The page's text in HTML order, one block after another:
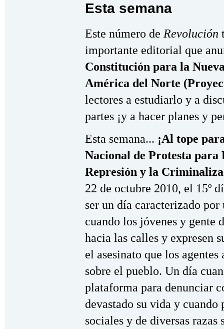
Esta semana
Este número de Revolución
importante editorial que
Constitución para la
América del Norte
lectores a estudiarlo y a
partes ¡y a hacer planes y
Esta semana... ¡Al tope
Nacional de Protesta
Represión y la
22 de octubre 2010, el 15º
ser un día caracterizado
cuando los jóvenes y gente
hacia las calles y expresen
el asesinato que los
sobre el pueblo. Un día
plataforma para denunciar
devastado su vida y cuando
sociales y de diversas